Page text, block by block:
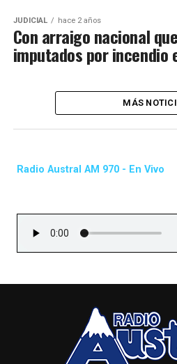
JUDICIAL hace 2 años
Con arraigo nacional
imputados por incendio
MÁS
Radio Austral AM 970 - En Vivo